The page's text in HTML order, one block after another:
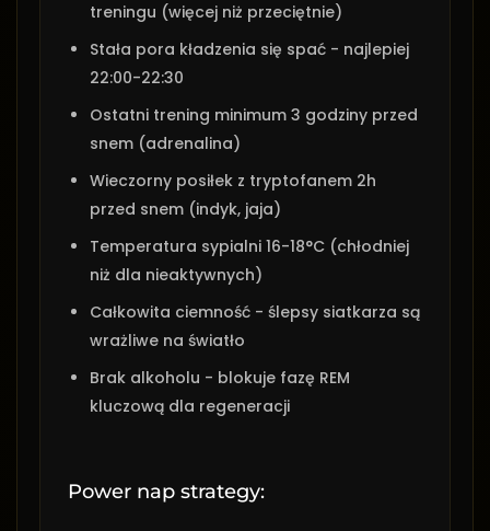
treningu (więcej niż przeciętnie)
Stała pora kładzenia się spać - najlepiej
22:00-22:30
Ostatni trening minimum 3 godziny przed
snem (adrenalina)
Wieczorny posiłek z tryptofanem 2h
przed snem (indyk, jaja)
Temperatura sypialni 16-18°C (chłodniej
niż dla nieaktywnych)
Całkowita ciemność - ślepsy siatkarza są
wrażliwe na światło
Brak alkoholu - blokuje fazę REM
kluczową dla regeneracji
Power nap strategy: